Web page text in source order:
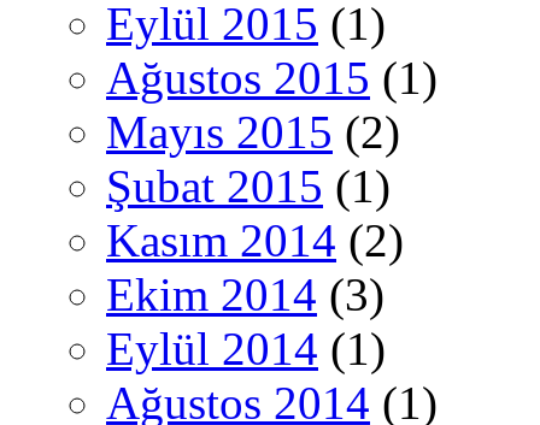
Eylül 2015 (1)
Ağustos 2015 (1)
Mayıs 2015 (2)
Şubat 2015 (1)
Kasım 2014 (2)
Ekim 2014 (3)
Eylül 2014 (1)
Ağustos 2014 (1)